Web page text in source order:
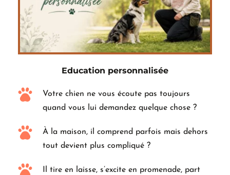
Education personnalisée
Votre chien ne vous écoute pas toujours
quand vous lui demandez quelque chose ?
À la maison, il comprend parfois mais dehors
tout devient plus compliqué ?
Il tire en laisse, s’excite en promenade, part